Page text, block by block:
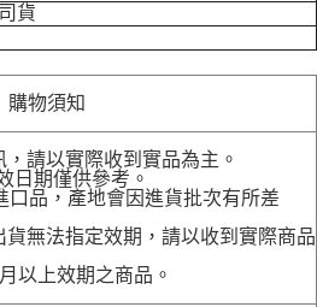
貨
購物須知
請以實際收到實品為主。
日期僅供參考。
品，產地會因進貨批次有所差
無法指定效期，請以收到實際商品
以上效期之商品。